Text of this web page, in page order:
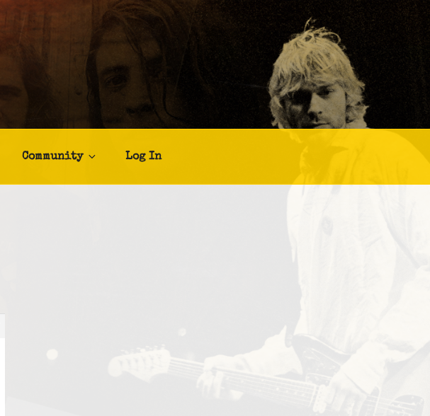
Community Log In